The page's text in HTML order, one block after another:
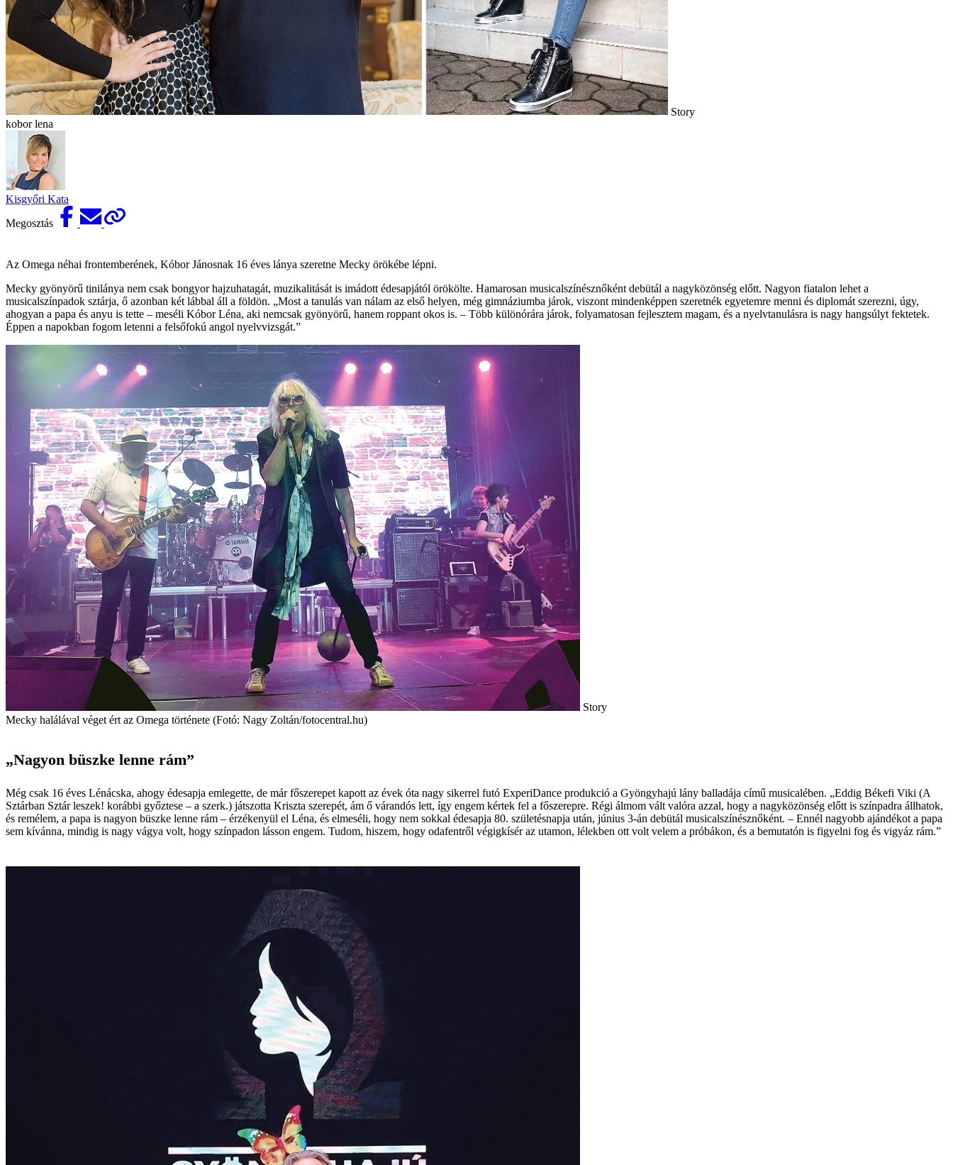
Story
kobor lena
Kisgyőri Kata
Megosztás
Az Omega néhai frontemberének, Kóbor Jánosnak 16 éves lánya szeretne Mecky örökébe lépni.
Mecky gyönyörű tinilánya nem csak bongyor hajzuhatagát, muzikalitását is imádott édesapjától örökölte. Hamarosan musicalszínésznőként debütál a nagyközönség előtt. Nagyon fiatalon lehet a
musicalszínpadok sztárja, ő azonban két lábbal áll a földön. „Most a tanulás van nálam az első helyen, még gimnáziumba járok, viszont mindenképpen szeretnék egyetemre menni és diplomát szerezni, úgy,
ahogyan a papa és anyu is tette – meséli Kóbor Léna, aki nemcsak gyönyörű, hanem roppant okos is. – Több különórára járok, folyamatosan fejlesztem magam, és a nyelvtanulásra is nagy hangsúlyt fektetek.
Éppen a napokban fogom letenni a felsőfokú angol nyelvvizsgát.”
Story
Mecky halálával véget ért az Omega története (Fotó: Nagy Zoltán/fotocentral.hu)
„Nagyon büszke lenne rám”
Még csak 16 éves Lénácska, ahogy édesapja emlegette, de már főszerepet kapott az évek óta nagy sikerrel futó ExperiDance produkció a Gyöngyhajú lány balladája című musicalében. „Eddig Békefi Viki (A
Sztárban Sztár leszek! korábbi győztese – a szerk.) játszotta Kriszta szerepét, ám ő várandós lett, így engem kértek fel a főszerepre. Régi álmom vált valóra azzal, hogy a nagyközönség előtt is színpadra állhatok,
és remélem, a papa is nagyon büszke lenne rám – érzékenyül el Léna, és elmeséli, hogy nem sokkal édesapja 80. születésnapja után, június 3-án debütál musicalszínésznőként. – Ennél nagyobb ajándékot a papa
sem kívánna, mindig is nagy vágya volt, hogy színpadon lásson engem. Tudom, hiszem, hogy odafentről végigkísér az utamon, lélekben ott volt velem a próbákon, és a bemutatón is figyelni fog és vigyáz rám.”